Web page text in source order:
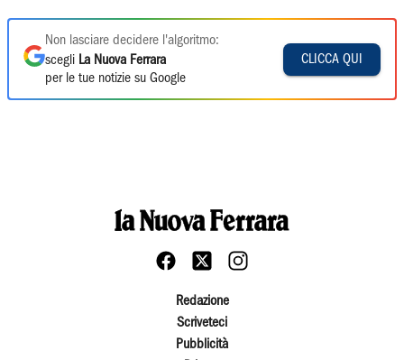
Non lasciare decidere l'algoritmo:
scegli La Nuova Ferrara
per le tue notizie su Google
CLICCA QUI
Redazione
Scriveteci
Pubblicità